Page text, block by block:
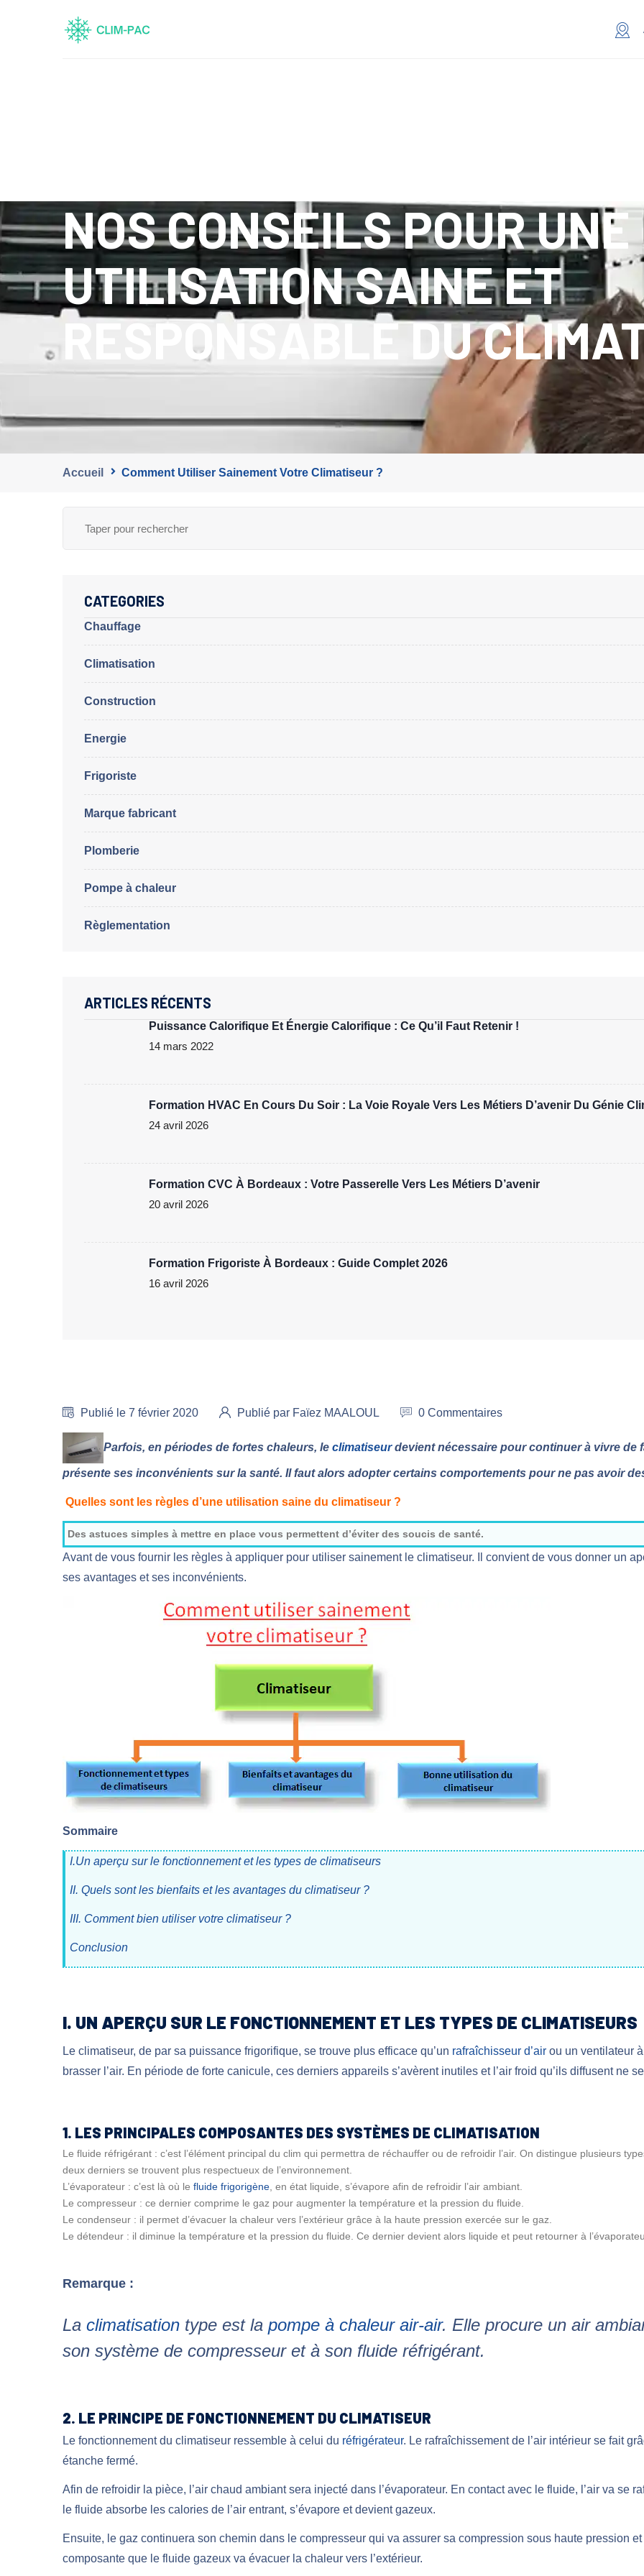
NOS CONSEILS POUR UNE
UTILISATION SAINE ET
RESPONSABLE DU
Accueil Comment Utiliser Sainement Votre Climatiseur ?
CATEGORIES
Chauffage
Climatisation
Construction
Energie
Frigoriste
Marque fabricant
Plomberie
Pompe à chaleur
Règlementation
ARTICLES RÉCENTS
Puissance Calorifique Et Énergie Calorifique : Ce Qu’il Faut Retenir !
14 mars 2022
Formation HVAC En Cours Du Soir : La Voie Royale Vers Les Métiers D’avenir Du Génie
24 avril 2026
Formation CVC À Bordeaux : Votre Passerelle Vers Les Métiers D’avenir
20 avril 2026
Formation Frigoriste À Bordeaux : Guide Complet 2026
16 avril 2026
Publié le 7 février 2020 Publié par Faïez MAALOUL 0 Commentaires
Parfois, en périodes de fortes chaleurs, le climatiseurdevient nécessaire pour continuer à vivre de
présente ses inconvénients sur la santé. Il faut alors adopter certains comportements pour ne pas avoir
Quelles sont les règles d’une utilisation saine du climatiseur ?
Des astuces simples à mettre en place vous permettent d’éviter des soucis de santé.
Avant de vous fournir les règles à appliquer pour utiliser sainement le climatiseur. Il convient de vous donner un
ses avantages et ses inconvénients.
Sommaire
I.Un aperçu sur le fonctionnement et les types de climatiseurs
II. Quels sont les bienfaits et les avantages du climatiseur ?
III. Comment bien utiliser votre climatiseur ?
Conclusion
I. UN APERÇU SUR LE FONCTIONNEMENT ET LES TYPES DE CLIMATISEURS
Le climatiseur, de par sa puissance frigorifique, se trouve plus efficace qu’un rafraîchisseur d’air ou un ventilateur
brasser l’air. En période de forte canicule, ces derniers appareils s’avèrent inutiles et l’air froid qu’ils diffusent ne
1. LES PRINCIPALES COMPOSANTES DES SYSTÈMES DE CLIMATISATION
Le fluide réfrigérant : c’est l’élément principal du clim qui permettra de réchauffer ou de refroidir l’air. On distingue plusieurs
deux derniers se trouvent plus respectueux de l’environnement.
L’évaporateur : c’est là où le fluide frigorigène , en état liquide, s’évapore afin de refroidir l’air ambiant.
Le compresseur : ce dernier comprime le gaz pour augmenter la température et la pression du fluide.
Le condenseur : il permet d’évacuer la chaleur vers l’extérieur grâce à la haute pression exercée sur le gaz.
Le détendeur : il diminue la température et la pression du fluide. Ce dernier devient alors liquide et peut retourner à
Remarque :
La climatisation type est la pompe à chaleur air-air. Elle procure un air
son système de compresseur et à son fluide réfrigérant.
2. LE PRINCIPE DE FONCTIONNEMENT DU CLIMATISEUR
Le fonctionnement du climatiseur ressemble à celui du réfrigérateur. Le rafraîchissement de l’air intérieur se fait
étanche fermé.
Afin de refroidir la pièce, l’air chaud ambiant sera injecté dans l’évaporateur. En contact avec le fluide, l’air va se
le fluide absorbe les calories de l’air entrant, s’évapore et devient gazeux.
Ensuite, le gaz continuera son chemin dans le compresseur qui va assurer sa compression sous haute pression
composante que le fluide gazeux va évacuer la chaleur vers l’extérieur.